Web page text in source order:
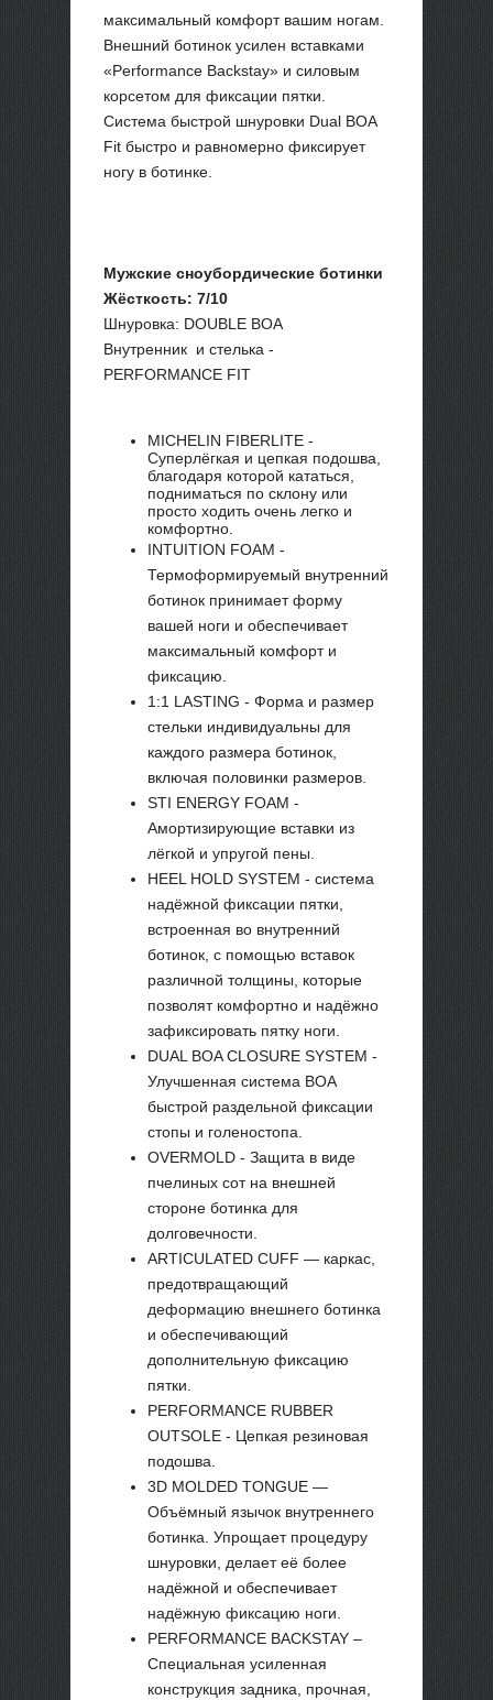
максимальный комфорт вашим ногам.
Внешний ботинок усилен вставками
«Performance Backstay» и силовым
корсетом для фиксации пятки.
Система быстрой шнуровки Dual BOA
Fit быстро и равномерно фиксирует
ногу в ботинке.
Мужские сноубордические ботинки
Жёсткость: 7/10
Шнуровка: DOUBLE BOA
Внутренник и стелька -
PERFORMANCE FIT
MICHELIN FIBERLITE -
Суперлёгкая и цепкая подошва,
благодаря которой кататься,
подниматься по склону или
просто ходить очень легко и
комфортно.
INTUITION FOAM -
Термоформируемый внутренний
ботинок принимает форму
вашей ноги и обеспечивает
максимальный комфорт и
фиксацию.
1:1 LASTING - Форма и размер
стельки индивидуальны для
каждого размера ботинок,
включая половинки размеров.
STI ENERGY FOAM -
Амортизирующие вставки из
лёгкой и упругой пены.
HEEL HOLD SYSTEM - система
надёжной фиксации пятки,
встроенная во внутренний
ботинок, с помощью вставок
различной толщины, которые
позволят комфортно и надёжно
зафиксировать пятку ноги.
DUAL BOA CLOSURE SYSTEM -
Улучшенная система BOA
быстрой раздельной фиксации
стопы и голеностопа.
OVERMOLD - Защита в виде
пчелиных сот на внешней
стороне ботинка для
долговечности.
ARTICULATED CUFF — каркас,
предотвращающий
деформацию внешнего ботинка
и обеспечивающий
дополнительную фиксацию
пятки.
PERFORMANCE RUBBER
OUTSOLE - Цепкая резиновая
подошва.
3D MOLDED TONGUE —
Объёмный язычок внутреннего
ботинка. Упрощает процедуру
шнуровки, делает её более
надёжной и обеспечивает
надёжную фиксацию ноги.
PERFORMANCE BACKSTAY –
Специальная усиленная
конструкция задника, прочная,